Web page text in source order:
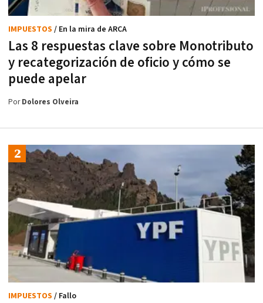
Las 8 respuestas clave sobre Monotributo
y recategorización de oficio y cómo se
puede apelar
IMPUESTOS / En la mira de ARCA
PorDolores Olveira
IMPUESTOS / Fallo